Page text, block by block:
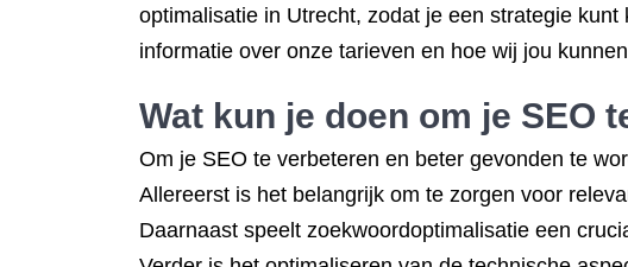
optimalisatie in Utrecht, zodat je een strategie
informatie over onze tarieven en hoe wij jou
Wat kun je doen om je SEO
Om je SEO te verbeteren en beter gevonden te
Allereerst is het belangrijk om te zorgen voor
Daarnaast speelt zoekwoordoptimalisatie een